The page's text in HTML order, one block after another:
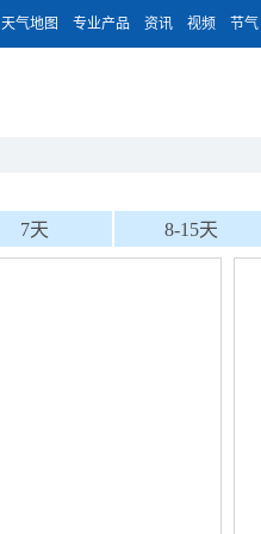
天气地图 专业产品 资讯 视频 节气
7天 8-15天